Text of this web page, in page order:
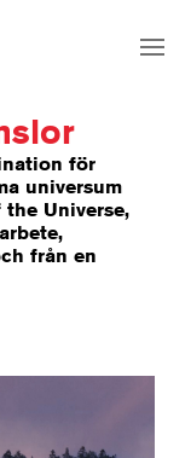
för
universum
Universe,
från en